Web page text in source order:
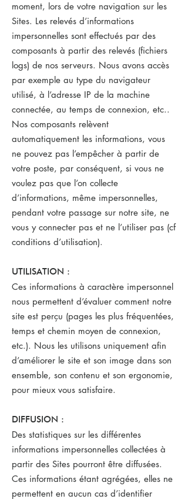
moment, lors de votre navigation sur les
Sites. Les relevés d’informations
impersonnelles sont effectués par des
composants à partir des relevés (fichiers
logs) de nos serveurs. Nous avons accès
par exemple au type du navigateur
utilisé, à l’adresse IP de la machine
connectée, au temps de connexion, etc..
Nos composants relèvent
automatiquement les informations, vous
ne pouvez pas l’empêcher à partir de
votre poste, par conséquent, si vous ne
voulez pas que l’on collecte
d’informations, même impersonnelles,
pendant votre passage sur notre site, ne
vous y connecter pas et ne l’utiliser pas (cf
conditions d’utilisation).
UTILISATION :
Ces informations à caractère impersonnel
nous permettent d’évaluer comment notre
site est perçu (pages les plus fréquentées,
temps et chemin moyen de connexion,
etc.). Nous les utilisons uniquement afin
d’améliorer le site et son image dans son
ensemble, son contenu et son ergonomie,
pour mieux vous satisfaire.
DIFFUSION :
Des statistiques sur les différentes
informations impersonnelles collectées à
partir des Sites pourront être diffusées.
Ces informations étant agrégées, elles ne
permettent en aucun cas d’identifier